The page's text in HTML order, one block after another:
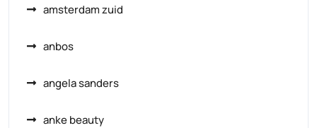
amsterdam zuid
anbos
angela sanders
anke beauty